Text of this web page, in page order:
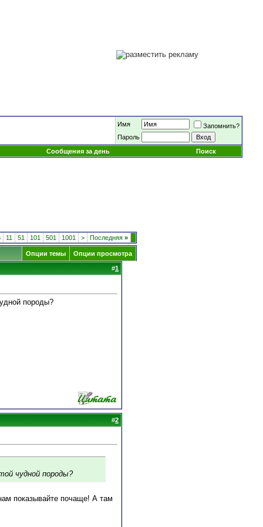
Имя
Запомнить?
Пароль
Сообщения за день
Поиск
11 51 101 501 1001 > Последняя »
Опции темы Опции просмотра
#1
породы?
#2
чудной породы?
показывайте почаще! А там